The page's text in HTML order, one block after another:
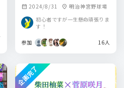
calendar_month 2024/8/31 location_on 明治神宮野球場
初心者ですが一生懸命頑張りま
す！
参加 16人
企画完了